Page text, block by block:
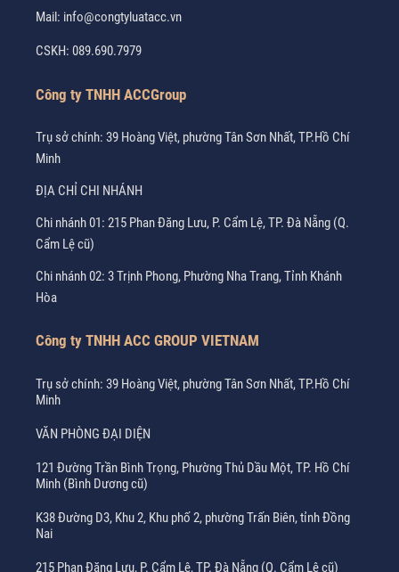
Mail: info@congtyluatacc.vn
CSKH: 089.690.7979
Công ty TNHH ACCGroup
Trụ sở chính: 39 Hoàng Việt, phường Tân Sơn Nhất, TP.Hồ Chí
Minh
ĐỊA CHỈ CHI NHÁNH
Chi nhánh 01: 215 Phan Đăng Lưu, P. Cẩm Lệ, TP. Đà Nẵng (Q.
Cẩm Lệ cũ)
Chi nhánh 02: 3 Trịnh Phong, Phường Nha Trang, Tỉnh Khánh
Hòa
Công ty TNHH ACC GROUP VIETNAM
Trụ sở chính: 39 Hoàng Việt, phường Tân Sơn Nhất, TP.Hồ Chí
Minh
VĂN PHÒNG ĐẠI DIỆN
121 Đường Trần Bình Trọng, Phường Thủ Dầu Một, TP. Hồ Chí
Minh (Bình Dương cũ)
K38 Đường D3, Khu 2, Khu phố 2, phường Trấn Biên, tỉnh Đồng
Nai
215 Phan Đăng Lưu, P. Cẩm Lệ, TP. Đà Nẵng (Q. Cẩm Lệ cũ)